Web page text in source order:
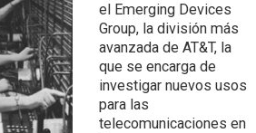
el Emerging Devices
Group, la división más
avanzada de AT&T, la
que se encarga de
investigar nuevos usos
para las
telecomunicaciones en